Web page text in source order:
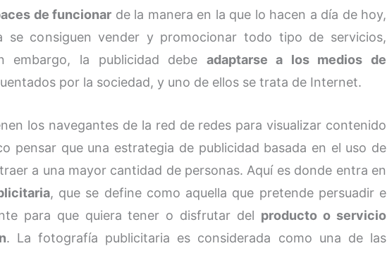
de funcionar de la manera en la que lo hacen a día de hoy,
se consiguen vender y promocionar todo tipo de servicios,
embargo, la publicidad debe adaptarse a los medios de
por la sociedad, y uno de ellos se trata de Internet.
los navegantes de la red de redes para visualizar contenido
pensar que una estrategia de publicidad basada en el uso de
a una mayor cantidad de personas. Aquí es donde entra en
, que se define como aquella que pretende persuadir e
para que quiera tener o disfrutar del producto o servicio
. La fotografía publicitaria es considerada como una de las